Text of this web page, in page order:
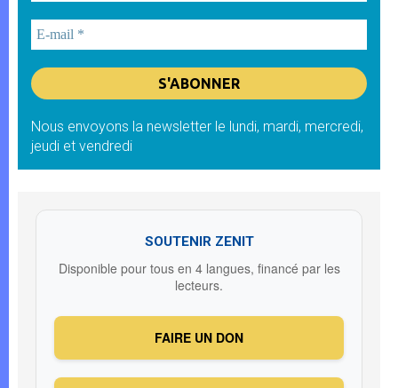
Nous envoyons la newsletter le lundi, mardi, mercredi,
jeudi et vendredi
SOUTENIR ZENIT
Disponible pour tous en 4 langues, financé par les
lecteurs.
FAIRE UN DON